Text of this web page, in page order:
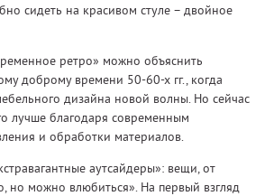
сидеть на красивом стуле – двойное
ретро» можно объяснить
доброму времени 50-60-х гг., когда
дизайна новой волны. Но сейчас
лучше благодаря современным
и обработки материалов.
аутсайдеры»: вещи, от
но можно влюбиться». На первый взгляд